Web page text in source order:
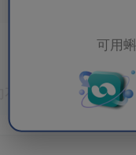
可用
本论文提供专业
中全光谱响应S
输等研究内容，